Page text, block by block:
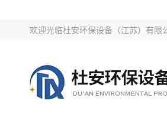
欢迎光临杜安环保设备（江苏）有限